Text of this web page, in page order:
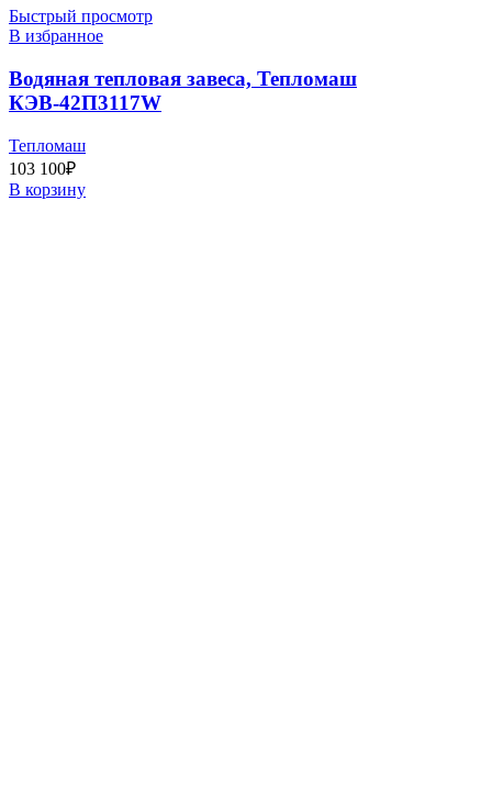
Быстрый просмотр
В избранное
Водяная тепловая завеса, Тепломаш
КЭВ-42П3117W
Тепломаш
103 100₽
В корзину